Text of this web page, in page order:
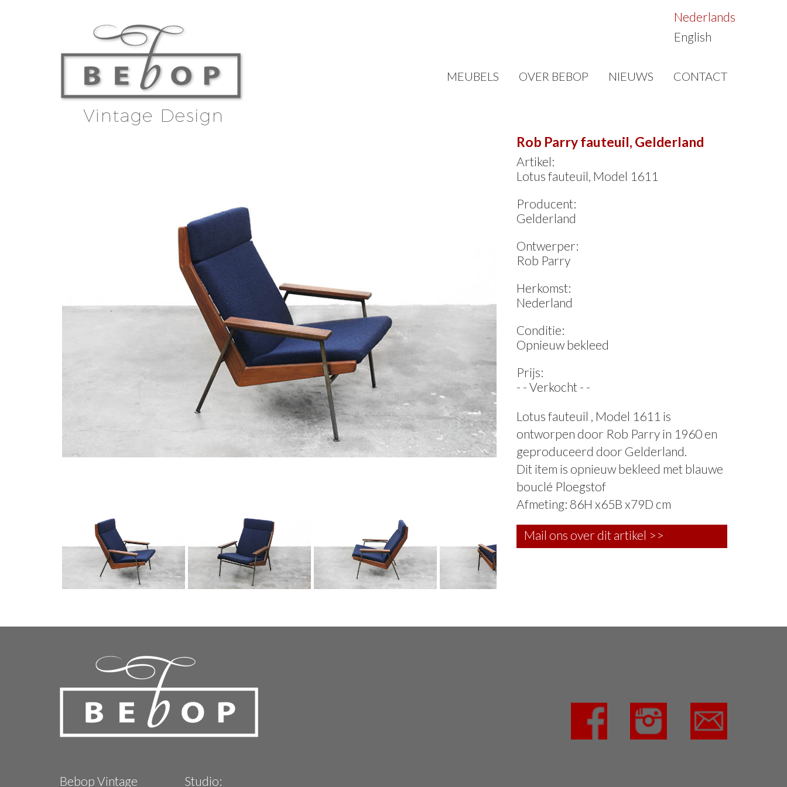
MEUBELS OVER BEBOP NIEUWS CONTACT
Nederlands
English
Rob Parry fauteuil, Gelderland
Artikel:
Lotus fauteuil, Model 1611
Producent:
Gelderland
Ontwerper:
Rob Parry
Herkomst:
Nederland
Conditie:
Opnieuw bekleed
Prijs:
- - Verkocht - -
Lotus fauteuil , Model 1611 is
ontworpen door Rob Parry in 1960 en
geproduceerd door Gelderland.
Dit item is opnieuw bekleed met blauwe
bouclé Ploegstof
Afmeting: 86H x65B x79D cm
Mail ons over dit artikel >>
Bebop Vintage Studio: